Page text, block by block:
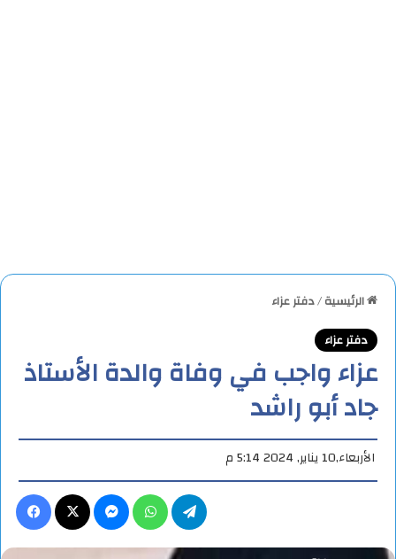
الرئيسية/دفتر عزاء
دفتر عزاء
عزاء واجب في وفاة والدة الأستاذ
جاد أبو راشد
الأربعاء,10 يناير, 2024 5:14 م
ماسنجر واتساب تيلقرام